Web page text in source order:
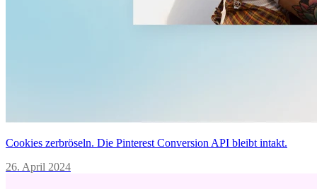
Cookies zerbröseln. Die Pinterest Conversion API bleibt intakt.
26. April 2024